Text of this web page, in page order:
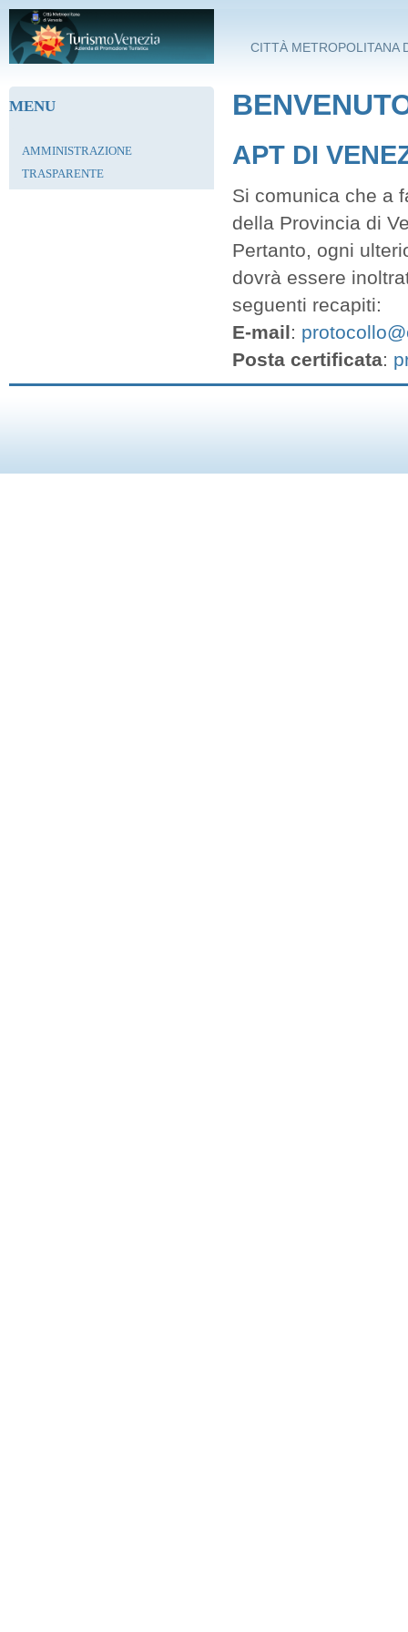
Salta al contenuto principale
CITTÀ METROPOLITANA
MENU
AMMINISTRAZIONE
TRASPARENTE
APT DI
Si comunica che a
della Provincia di
Pertanto, ogni
dovrà essere
seguenti recapiti:
E-mail:
Posta certificata: